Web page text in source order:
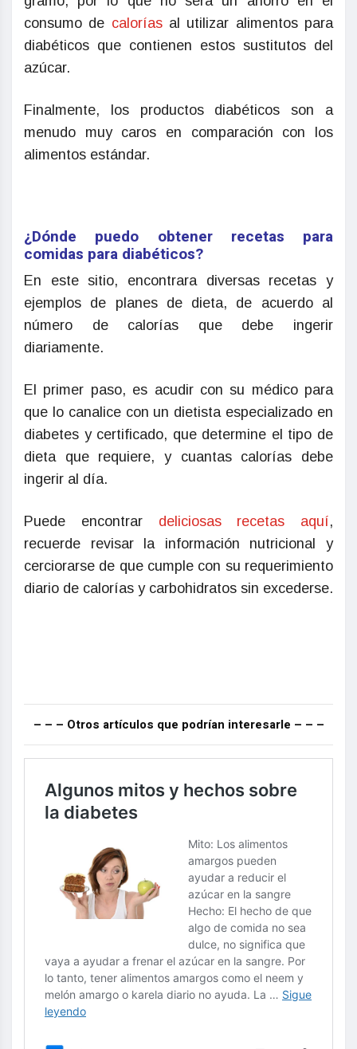
consumo de calorías al utilizar alimentos para
diabéticos que contienen estos sustitutos del
azúcar.
Finalmente, los productos diabéticos son a
menudo muy caros en comparación con los
alimentos estándar.
¿Dónde puedo obtener recetas para
comidas para diabéticos?
En este sitio, encontrara diversas recetas y
ejemplos de planes de dieta, de acuerdo al
número de calorías que debe ingerir
diariamente.
El primer paso, es acudir con su médico para
que lo canalice con un dietista especializado en
diabetes y certificado, que determine el tipo de
dieta que requiere, y cuantas calorías debe
ingerir al día.
Puede encontrar deliciosas recetas aquí,
recuerde revisar la información nutricional y
cerciorarse de que cumple con su requerimiento
diario de calorías y carbohidratos sin excederse.
– – – Otros artículos que podrían interesarle – – –